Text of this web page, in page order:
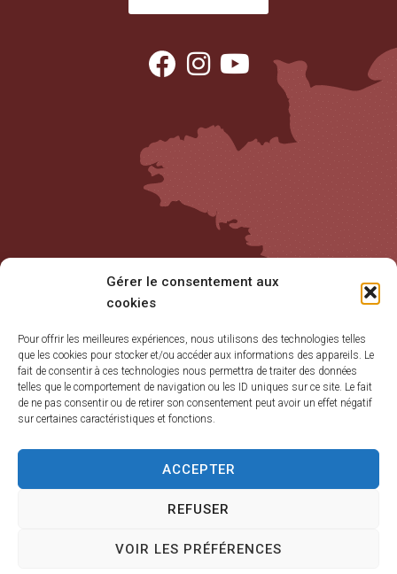
Gérer le consentement aux
cookies
Pour offrir les meilleures expériences, nous utilisons des technologies telles
que les cookies pour stocker et/ou accéder aux informations des appareils. Le
fait de consentir à ces technologies nous permettra de traiter des données
telles que le comportement de navigation ou les ID uniques sur ce site. Le fait
de ne pas consentir ou de retirer son consentement peut avoir un effet négatif
sur certaines caractéristiques et fonctions.
ACCEPTER
REFUSER
VOIR LES PRÉFÉRENCES
Accessibilité
Politique de cookies (UE)
Propulsé par
(sites internet de collectivités